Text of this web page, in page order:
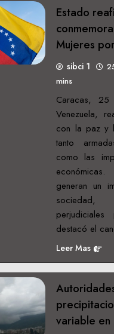
Estado
Mujeres
sibci 1
mins
Caracas,
Venezuela,
con la paz y
tanto
como las
generan un
sociedad,
destacó el
Leer Mas
variable en